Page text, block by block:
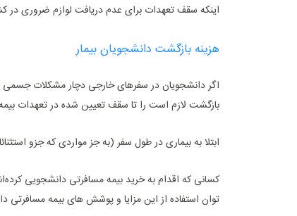
اینکه سقف تعهدات برای عدم دریافت لوازم ضروری
هزینه بازگشت دانشجویان بیمار
اگر دانشجویان در سفرهای خارجی دچار مشکلات جسمی
بازگشت لازم است را تا سقف تعیین شده در تعهدات
ابتلا به بیماری در طول سفر (به جز مواردی که جزو
کسانی که اقدام به خرید بیمه مسافرتی دانشجویی
توان استفاده از این مزایا و پوشش های بیمه مسافرتی